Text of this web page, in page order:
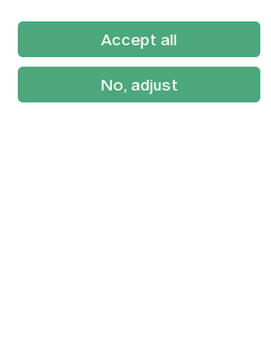
Accept all
No, adjust